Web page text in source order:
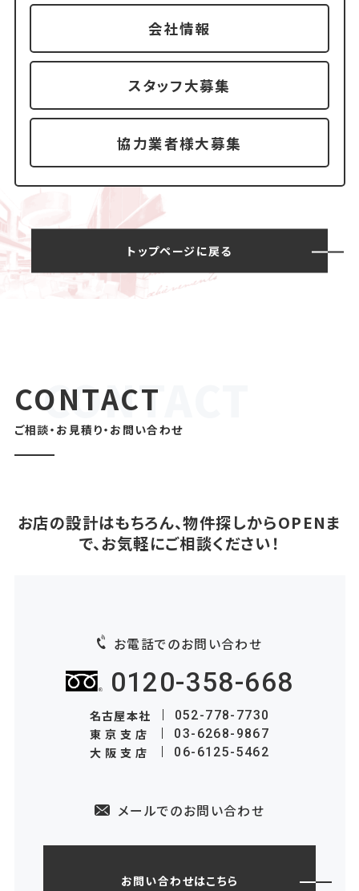
会社情報
スタッフ大募集
協力業者様大募集
トップページに戻る
CONTACT
ご相談・お見積り・お問い合わせ
お店の設計はもちろん、物件探しからOPENま
で、お気軽にご相談ください！
お電話でのお問い合わせ
0120-358-668
名古屋本社 052-778-7730
東京支店 03-6268-9867
大阪支店 06-6125-5462
メールでのお問い合わせ
お問い合わせはこちら